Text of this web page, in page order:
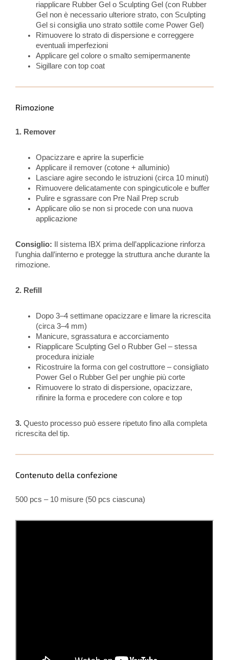
riapplicare Rubber Gel o Sculpting Gel (con Rubber
Gel non è necessario ulteriore strato, con Sculpting
Gel si consiglia uno strato sottile come Power Gel)
Rimuovere lo strato di dispersione e correggere
eventuali imperfezioni
Applicare gel colore o smalto semipermanente
Sigillare con top coat
Rimozione
1. Remover
Opacizzare e aprire la superficie
Applicare il remover (cotone + alluminio)
Lasciare agire secondo le istruzioni (circa 10 minuti)
Rimuovere delicatamente con spingicuticole e buffer
Pulire e sgrassare con Pre Nail Prep scrub
Applicare olio se non si procede con una nuova
applicazione
Consiglio: Il sistema IBX prima dell’applicazione rinforza
l’unghia dall’interno e protegge la struttura anche durante la
rimozione.
2. Refill
Dopo 3–4 settimane opacizzare e limare la ricrescita
(circa 3–4 mm)
Manicure, sgrassatura e accorciamento
Riapplicare Sculpting Gel o Rubber Gel – stessa
procedura iniziale
Ricostruire la forma con gel costruttore – consigliato
Power Gel o Rubber Gel per unghie più corte
Rimuovere lo strato di dispersione, opacizzare,
rifinire la forma e procedere con colore e top
3. Questo processo può essere ripetuto fino alla completa
ricrescita del tip.
Contenuto della confezione
500 pcs – 10 misure (50 pcs ciascuna)